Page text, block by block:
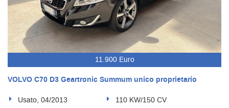
11.900 Euro
VOLVO C70 D3 Geartronic Summum unico proprietario
Usato, 04/2013
110 KW/150 CV